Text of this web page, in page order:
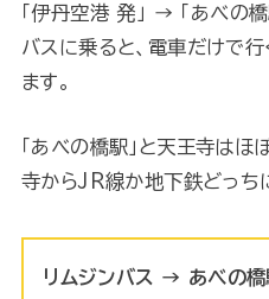
「伊丹空港 発」 → 「あべの
バスに乗ると、電車だけで
ます。
「あべの橋駅」と天王寺は
寺からJR線か地下鉄どっち
リムジンバス → あべ